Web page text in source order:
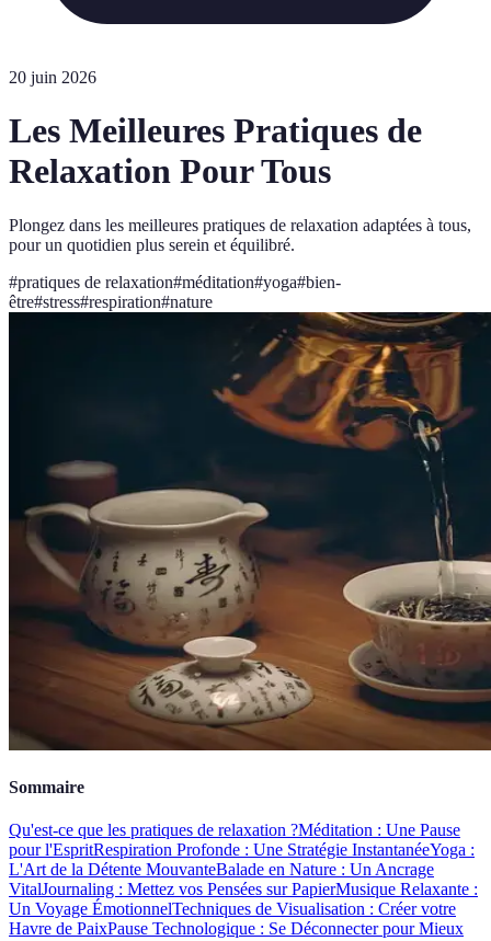
20 juin 2026
Les Meilleures Pratiques de
Relaxation Pour Tous
Plongez dans les meilleures pratiques de relaxation adaptées à tous,
pour un quotidien plus serein et équilibré.
#pratiques de relaxation#méditation#yoga#bien-
être#stress#respiration#nature
Sommaire
Qu'est-ce que les pratiques de relaxation ?Méditation : Une Pause
pour l'EspritRespiration Profonde : Une Stratégie InstantanéeYoga :
L'Art de la Détente MouvanteBalade en Nature : Un Ancrage
VitalJournaling : Mettez vos Pensées sur PapierMusique Relaxante :
Un Voyage ÉmotionnelTechniques de Visualisation : Créer votre
Havre de PaixPause Technologique : Se Déconnecter pour Mieux